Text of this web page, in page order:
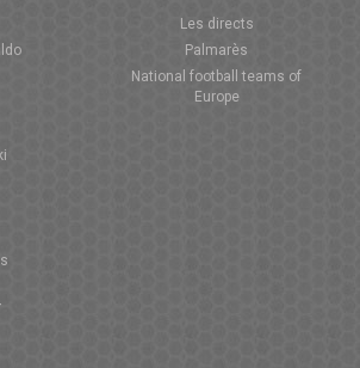
Les directs
Palmarès
National football teams of
Europe